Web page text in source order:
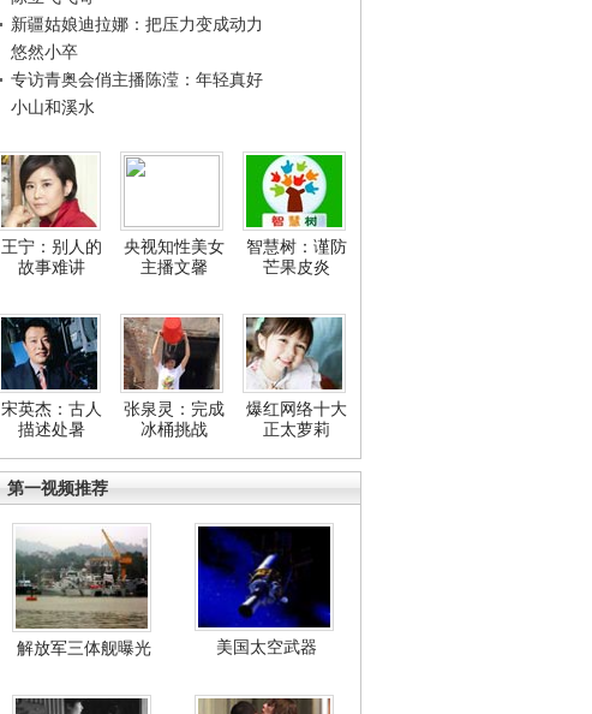
新疆姑娘迪拉娜：把压力变成动力
悠然小卒
专访青奥会俏主播陈滢：年轻真好
小山和溪水
王宁：别人的
故事难讲
央视知性美女
主播文馨
智慧树：谨防
芒果皮炎
宋英杰：古人
描述处暑
张泉灵：完成
冰桶挑战
爆红网络十大
正太萝莉
第一视频推荐
解放军三体舰曝光 美国太空武器